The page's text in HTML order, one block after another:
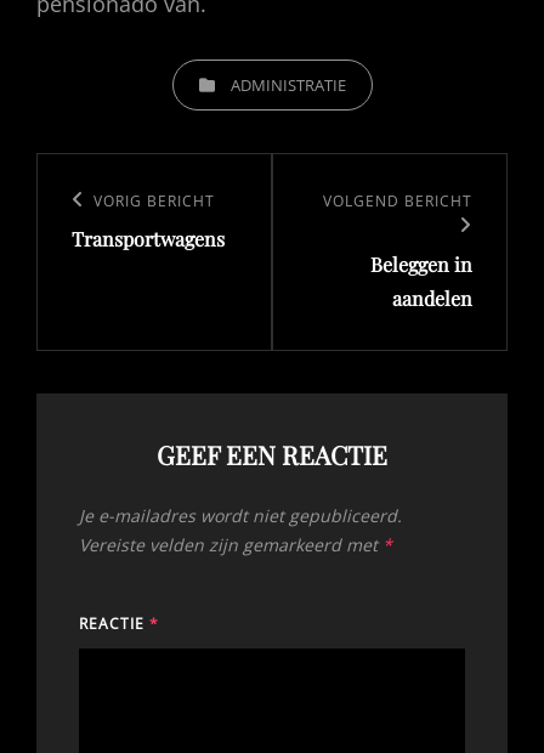
CATEGORIEËNADMINISTRATIE
navigatie
Vorig
bericht
VORIG BERICHT
Transportwagens
Volgend
VOLGEND BERICHT
Beleggen in
aandelen
GEEF EEN REACTIE
Je e-mailadres wordt niet gepubliceerd.
Vereiste velden zijn gemarkeerd met *
REACTIE *